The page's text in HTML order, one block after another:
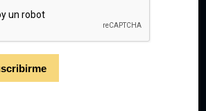
en la era digital, te explicamos la
en productos impresos y los
papel existentes.
imprenta